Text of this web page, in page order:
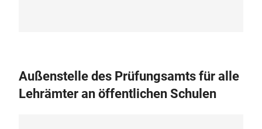
Außenstelle des Prüfungsamts für alle
Lehrämter an öffentlichen Schulen